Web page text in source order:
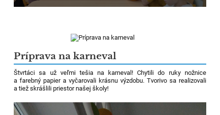
Príprava na karneval
Štvrtáci sa už veľmi tešia na karneval! Chytili do ruky nožnice
a farebný papier a vyčarovali krásnu výzdobu. Tvorivo sa realizovali
a tiež skrášlili priestor našej školy!